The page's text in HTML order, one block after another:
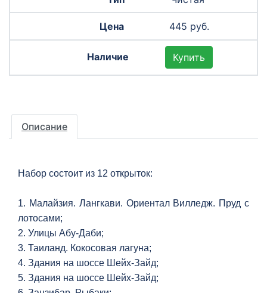
445 руб.
Купить
Описание
Набор состоит из 12 открыток:
1. Малайзия. Лангкави. Ориентал Вилледж. Пруд с
лотосами;
2. Улицы Абу-Даби;
3. Таиланд. Кокосовая лагуна;
4. Здания на шоссе Шейх-Зайд;
5. Здания на шоссе Шейх-Зайд;